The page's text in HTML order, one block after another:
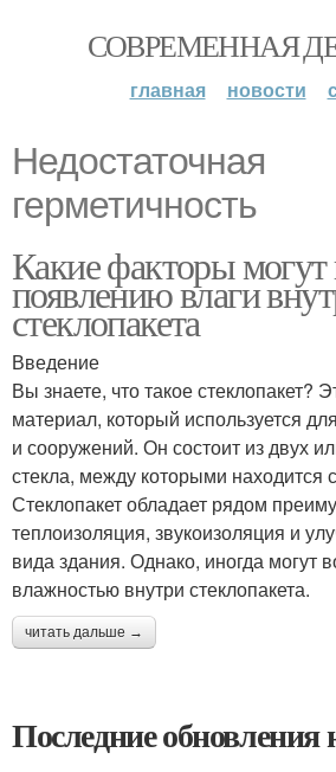
СОВРЕМЕННАЯ
главная новости
Недостаточная
герметичность
Какие факторы могут
появлению влаги
стеклопакета
Введение
Вы знаете, что такое стеклопакет?
материал, который используется
и сооружений. Он состоит из двух
стекла, между которыми находится
Стеклопакет обладает рядом
теплоизоляция, звукоизоляция и
вида здания. Однако, иногда могут
влажностью внутри стеклопакета.
читать дальше →
Последние обновления